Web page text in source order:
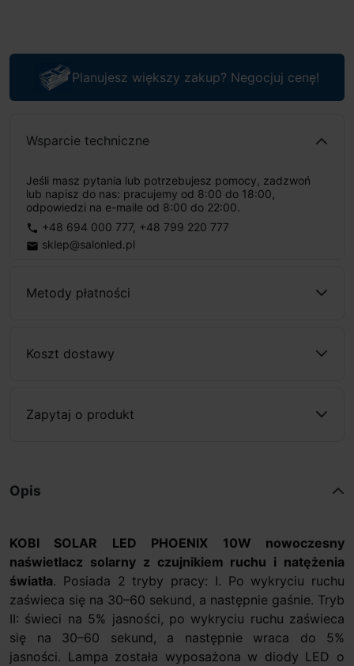
Planujesz większy zakup? Negocjuj cenę!
Wsparcie techniczne
Jeśli masz pytania lub potrzebujesz pomocy, zadzwoń
lub napisz do nas: pracujemy od 8:00 do 18:00,
odpowiedzi na e-maile od 8:00 do 22:00.
phone +48 694 000 777, +48 799 220 777
email sklep@salonled.pl
Metody płatności
Koszt dostawy
Zapytaj o produkt
Opis
KOBI SOLAR LED PHOENIX 10W nowoczesny
naświetlacz solarny z czujnikiem ruchu i natężenia
światła. Posiada 2 tryby pracy: I. Po wykryciu ruchu
zaświeca się na 30–60 sekund, a następnie gaśnie. Tryb
II: świeci na 5% jasności, po wykryciu ruchu zaświeca
się na 30–60 sekund, a następnie wraca do 5%
jasności. Lampa została wyposażona w diody LED o